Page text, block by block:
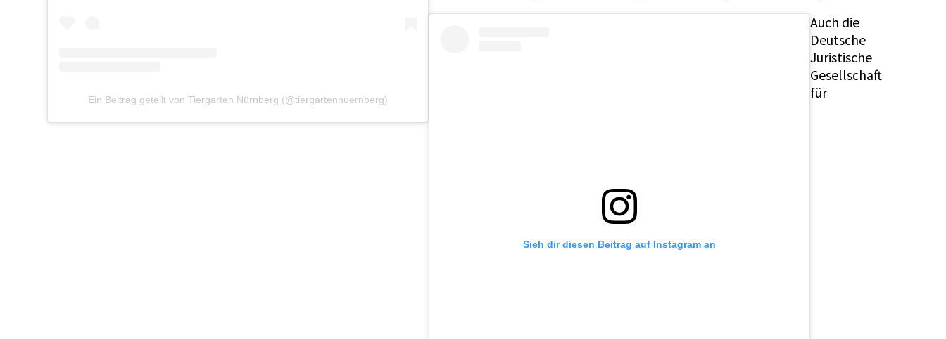
Ein Beitrag geteilt von Tiergarten Nürnberg (@tiergartennuernberg)
Sieh dir diesen Beitrag auf Instagram an
Auch die
Deutsche
Juristische
Gesellschaft
für